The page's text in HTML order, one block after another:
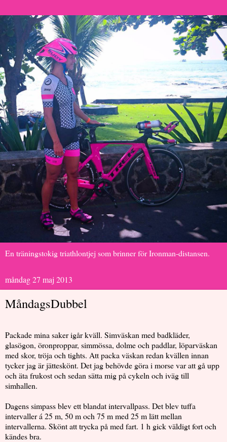
En träningstokig triathlontjej som brinner för Ironman-distansen.
måndag 27 maj 2013
MåndagsDubbel
Packade mina saker igår kväll. Simväskan med badkläder,
glasögon, öronproppar, simmössa, dolme och paddlar, löparväskan
med skor, tröja och tights. Att packa väskan redan kvällen innan
tycker jag är jätteskönt. Det jag behövde göra i morse var att gå upp
och äta frukost och sedan sätta mig på cykeln och iväg till
simhallen.
Dagens simpass blev ett blandat intervallpass. Det blev tuffa
intervaller á 25 m, 50 m och 75 m med 25 m lätt mellan
intervallerna. Skönt att trycka på med fart. 1 h gick väldigt fort och
kändes bra.